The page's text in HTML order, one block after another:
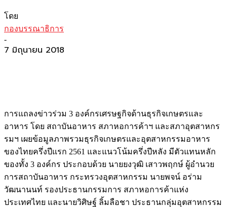
โดย
กองบรรณาธิการ
-
7 มิถุนายน 2018
การแถลงข่าวร่วม 3 องค์กรเศรษฐกิจด้านธุรกิจเกษตรและ
อาหาร โดย สถาบันอาหาร สภาหอการค้าฯ และสภาอุตสาหกร
รมฯ เผยข้อมูลภาพรวมธุรกิจเกษตรและอุตสาหกรรมอาหาร
ของไทยครึ่งปีแรก 2561 และแนวโน้มครึ่งปีหลัง มีตัวแทนหลัก
ของทั้ง 3 องค์กร ประกอบด้วย นายยงวุฒิ เสาวพฤกษ์ ผู้อำนวย
การสถาบันอาหาร กระทรวงอุตสาหกรรม นายพจน์ อร่าม
วัฒนานนท์ รองประธานกรรมการ สภาหอการค้าแห่ง
ประเทศไทย และนายวิศิษฐ์ ลิ้มลือชา ประธานกลุ่มอุตสาหกรรม